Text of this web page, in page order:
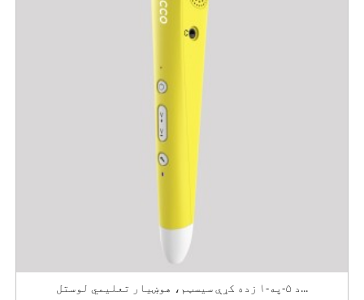
د ۵-په-۱ زده کړې سیسټم، هوښیار تعلیمي لوستل...